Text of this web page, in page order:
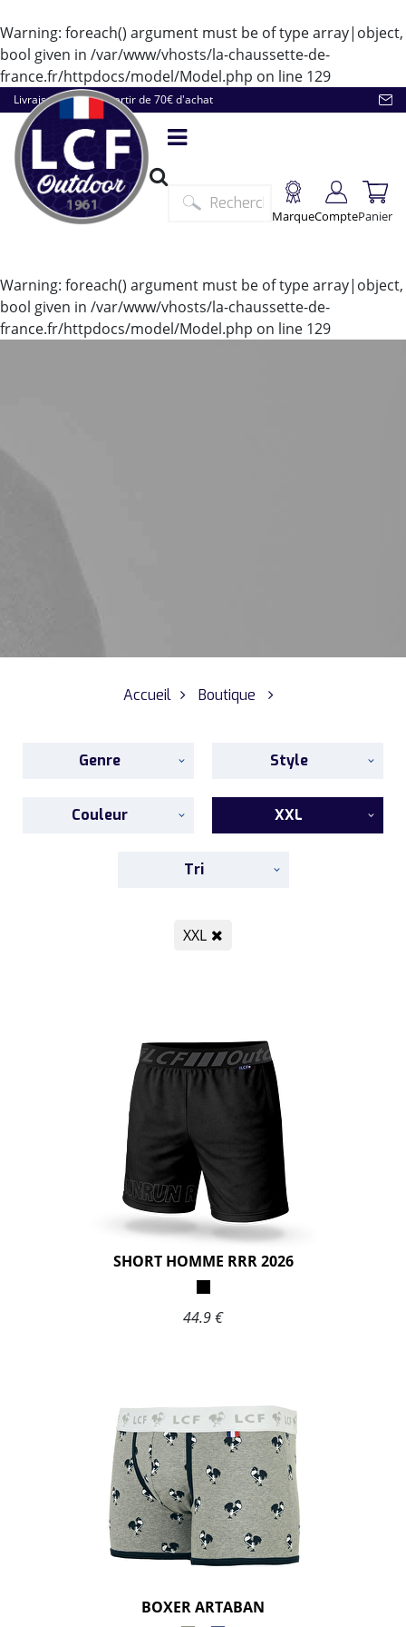
Warning: foreach() argument must be of type array|object,
bool given in /var/www/vhosts/la-chaussette-de-
france.fr/httpdocs/model/Model.php on line 129
Livraison offerte à partir de 70€ d'achat
MarqueComptePanier
Warning: foreach() argument must be of type array|object,
bool given in /var/www/vhosts/la-chaussette-de-
france.fr/httpdocs/model/Model.php on line 129
Accueil Boutique
Genre Style
Couleur XXL
Tri
XXL
SHORT HOMME RRR 2026
44.9 €
BOXER ARTABAN